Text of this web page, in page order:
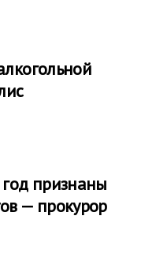
признаны
— прокурор